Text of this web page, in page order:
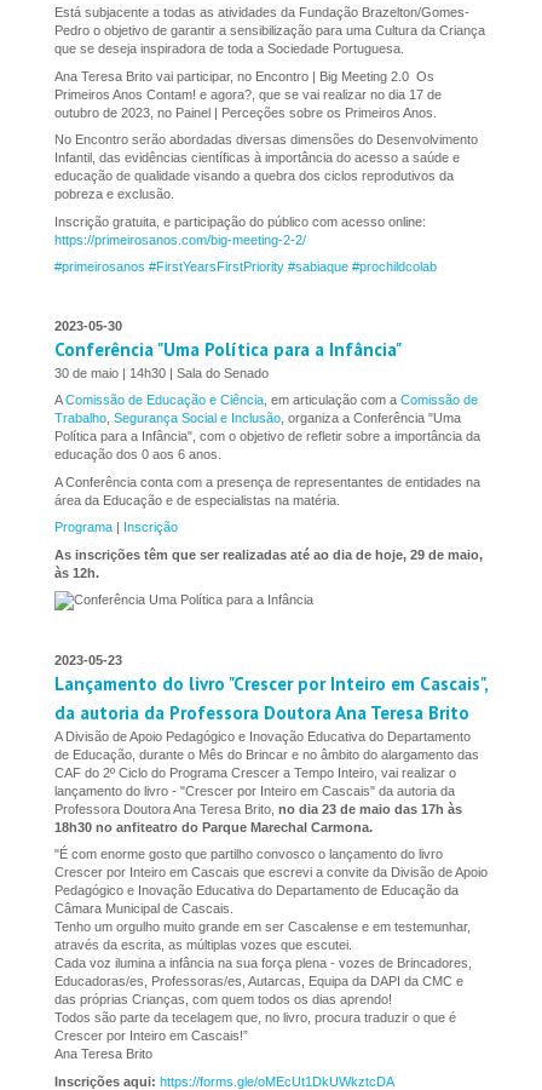
Está subjacente a todas as atividades da Fundação Brazelton/Gomes-
Pedro o objetivo de garantir a sensibilização para uma Cultura da Criança
que se deseja inspiradora de toda a Sociedade Portuguesa.
Ana Teresa Brito vai participar, no Encontro | Big Meeting 2.0 Os
Primeiros Anos Contam! e agora?, que se vai realizar no dia 17 de
outubro de 2023, no Painel | Perceções sobre os Primeiros Anos.
No Encontro serão abordadas diversas dimensões do Desenvolvimento
Infantil, das evidências científicas à importância do acesso a saúde e
educação de qualidade visando a quebra dos ciclos reprodutivos da
pobreza e exclusão.
Inscrição gratuita, e participação do público com acesso online:
https://primeirosanos.com/big-meeting-2-2/
#primeirosanos #FirstYearsFirstPriority #sabiaque #prochildcolab
2023-05-30
Conferência "Uma Política para a Infância"
30 de maio | 14h30 | Sala do Senado
AComissão de Educação e Ciência , em articulação com a Comissão de
Trabalho Segurança Social e Inclusão , organiza a Conferência "Uma
Política para a Infância", com o objetivo de refletir sobre a importância da
educação dos 0 aos 6 anos.
A Conferência conta com a presença de representantes de entidades na
área da Educação e de especialistas na matéria.
Programa | Inscrição
As inscrições têm que ser realizadas até ao dia de hoje, 29 de maio,
às 12h.
2023-05-23
Lançamento do livro "Crescer por Inteiro em Cascais",
da autoria da Professora Doutora Ana Teresa Brito
A Divisão de Apoio Pedagógico e Inovação Educativa do Departamento
de Educação, durante o Mês do Brincar e no âmbito do alargamento das
CAF do 2º Ciclo do Programa Crescer a Tempo Inteiro, vai realizar o
lançamento do livro - "Crescer por Inteiro em Cascais" da autoria da
Professora Doutora Ana Teresa Brito, no dia 23 de maio das 17h às
18h30 no anfiteatro do Parque Marechal Carmona.
"É com enorme gosto que partilho convosco o lançamento do livro
Crescer por Inteiro em Cascais que escrevi a convite da Divisão de Apoio
Pedagógico e Inovação Educativa do Departamento de Educação da
Câmara Municipal de Cascais.
Tenho um orgulho muito grande em ser Cascalense e em testemunhar,
através da escrita, as múltiplas vozes que escutei.
Cada voz ilumina a infância na sua força plena - vozes de Brincadores,
Educadoras/es, Professoras/es, Autarcas, Equipa da DAPI da CMC e
das próprias Crianças, com quem todos os dias aprendo!
Todos são parte da tecelagem que, no livro, procura traduzir o que é
Crescer por Inteiro em Cascais!”
Ana Teresa Brito
Inscrições aqui: https://forms.gle/oMEcUt1DkUWkztcDA